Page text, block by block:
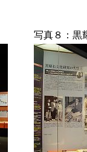
写真８：黒